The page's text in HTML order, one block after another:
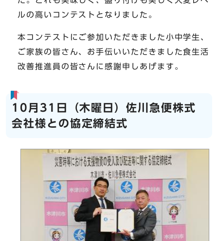
ルの高いコンテストとなりました。
本コンテストにご参加いただきました小中学生、
ご家族の皆さん、お手伝いいただきました食生活
改善推進員の皆さんに感謝申しあげます。
10月31日（木曜日）佐川急便株式
会社様との協定締結式